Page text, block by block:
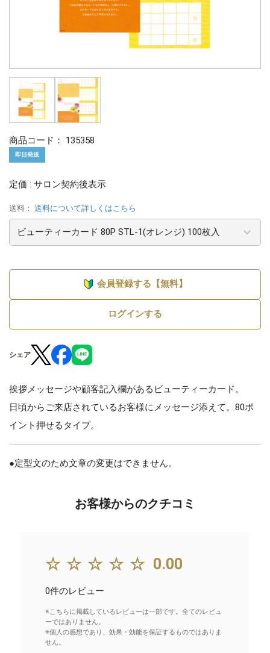
商品コード： 135358
即日発送
定価 : サロン契約後表示
送料： 送料について詳しくはこちら
会員登録する【無料】
ログインする
シェア
挨拶メッセージや顧客記入欄があるビューティーカード。
日頃からご来店されているお客様にメッセージ添えて。80ポ
イント押せるタイプ。
●定型文のため文章の変更はできません。
お客様からのクチコミ
☆☆☆☆☆ 0.00
0件のレビュー
※こちらに掲載しているレビューは一部です。全てのレビュ
ーではありません。
※個人の感想であり、効果・効能を保証するものではありま
せん。